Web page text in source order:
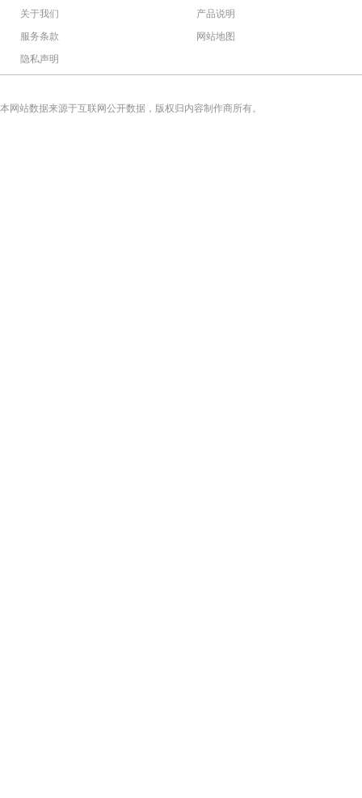
关于我们
服务条款
隐私声明
产品说明
网站地图
本网站数据来源于互联网公开数据，版权归内容制作商所有。